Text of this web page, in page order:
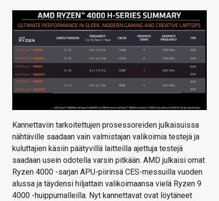
HAKU
Kannettaviin tarkoitettujen prosessoreiden julkaisuissa
nähtäville saadaan vain valmistajan valikoimia testejä ja
kuluttajien käsiin päätyvillä laitteilla ajettuja testejä
saadaan usein odotella varsin pitkään. AMD julkaisi omat
Ryzen 4000 -sarjan APU-piirinsä CES-messuilla vuoden
alussa ja täydensi hiljattain valikoimaansa vielä Ryzen 9
4000 -huippumalleilla. Nyt kannettavat ovat löytäneet